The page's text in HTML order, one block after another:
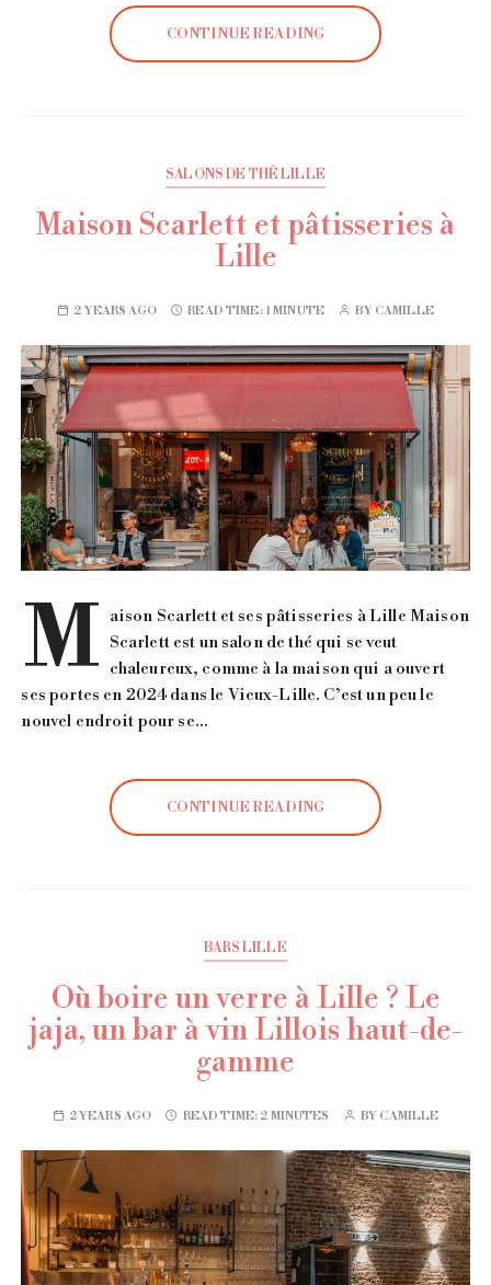
CONTINUE READING
SALONS DE THÉ LILLE
Maison Scarlett et pâtisseries à
Lille
2 YEARS AGO READ TIME:1 MINUTE BY CAMILLE
M aison Scarlett et ses pâtisseries à Lille Maison
Scarlett est un salon de thé qui se veut
chaleureux, comme à la maison qui a ouvert
ses portes en 2024 dans le Vieux-Lille. C’est un peu le
nouvel endroit pour se…
CONTINUE READING
BARS LILLE
Où boire un verre à Lille ? Le
jaja, un bar à vin Lillois haut-de-
gamme
2 YEARS AGO READ TIME: 2 MINUTES BY CAMILLE